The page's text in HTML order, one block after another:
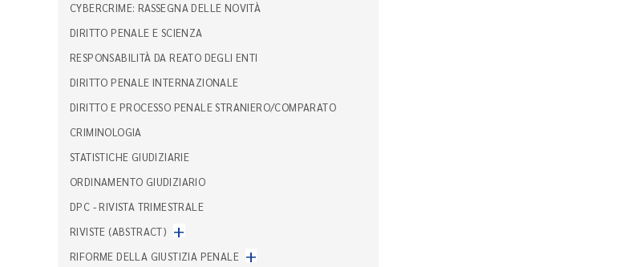
CYBERCRIME: RASSEGNA DELLE NOVITÀ
DIRITTO PENALE E SCIENZA
RESPONSABILITÀ DA REATO DEGLI ENTI
DIRITTO PENALE INTERNAZIONALE
DIRITTO E PROCESSO PENALE STRANIERO/COMPARATO
CRIMINOLOGIA
STATISTICHE GIUDIZIARIE
ORDINAMENTO GIUDIZIARIO
DPC - RIVISTA TRIMESTRALE
RIVISTE (ABSTRACT) +
RIFORME DELLA GIUSTIZIA PENALE +